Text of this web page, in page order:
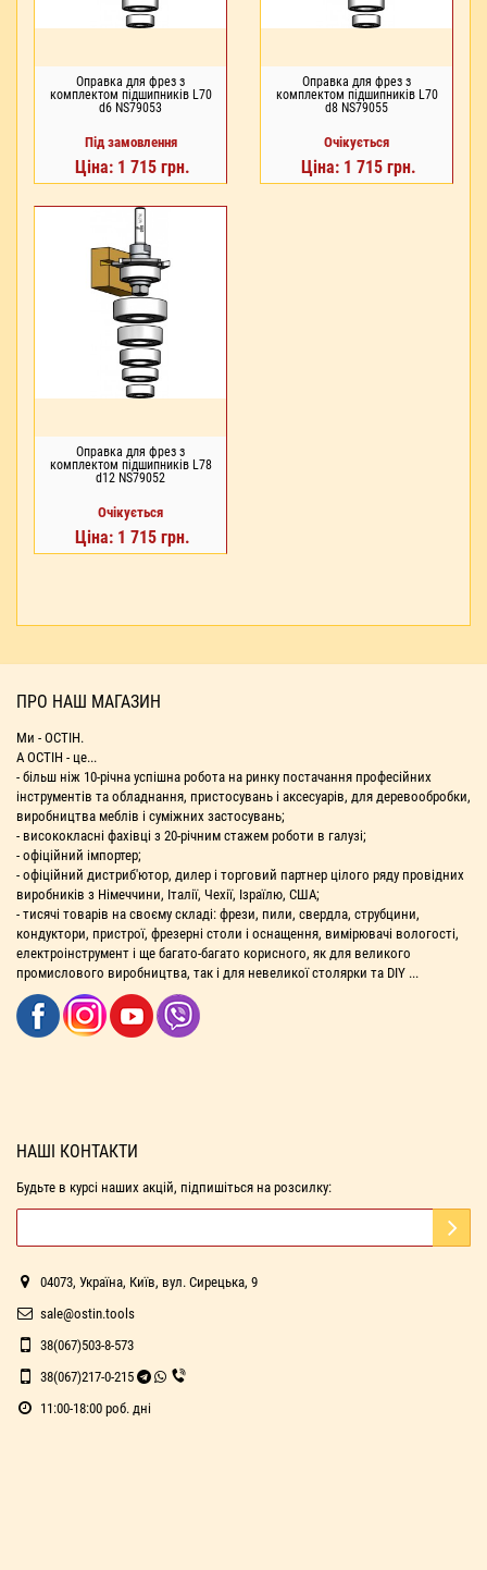
Оправка для фрез з
комплектом підшипників L70
d6 NS79053
Під замовлення
Ціна: 1 715 грн.
Оправка для фрез з
комплектом підшипників L70
d8 NS79055
Очікується
Ціна: 1 715 грн.
Оправка для фрез з
комплектом підшипників L78
d12 NS79052
Очікується
Ціна: 1 715 грн.
ПРО НАШ МАГАЗИН
Ми - ОСТІН.
А ОСТІН - це...
- більш ніж 10-річна успішна робота на ринку постачання професійних
інструментів та обладнання, пристосувань і аксесуарів, для деревообробки,
виробництва меблів і суміжних застосувань;
- висококласні фахівці з 20-річним стажем роботи в галузі;
- офіційний імпортер;
- офіційний дистриб'ютор, дилер і торговий партнер цілого ряду провідних
виробників з Німеччини, Італії, Чехії, Ізраїлю, США;
- тисячі товарів на своєму складі: фрези, пили, свердла, струбцини,
кондуктори, пристрої, фрезерні столи і оснащення, вимірювачі вологості,
електроінструмент і ще багато-багато корисного, як для великого
промислового виробництва, так і для невеликої столярки та DIY ...
НАШІ КОНТАКТИ
Будьте в курсі наших акцій, підпишіться на розсилку:
04073, Україна, Київ, вул. Сирецька, 9
sale@ostin.tools
38(067)503-8-573
38(067)217-0-215
11:00-18:00 роб. дні